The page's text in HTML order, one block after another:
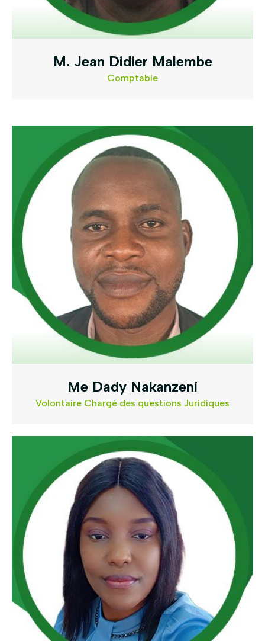
M. Jean Didier Malembe
Comptable
Me Dady Nakanzeni
Volontaire Chargé des questions Juridiques